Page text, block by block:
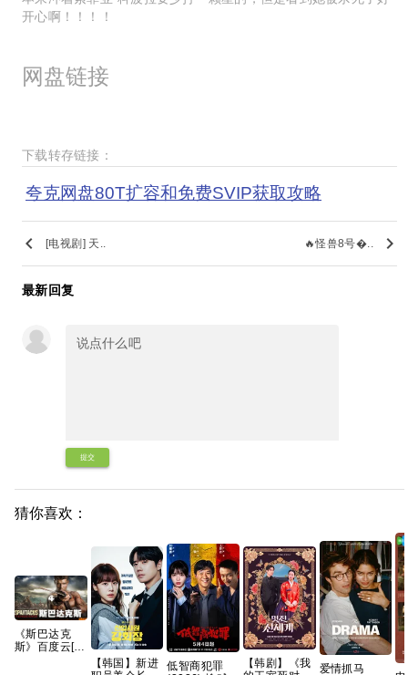
开心啊！！！！
网盘链接
下载转存链接：
夸克网盘80T扩容和免费SVIP获取攻略
keyboard_arrow_left [电视剧] 天.. 🔥怪兽8号.. keyboard_arrow_right
最新回复
提交
猜你喜欢：
《斯巴达克
斯》百度云[百
【韩国】新进
低智商犯罪
【韩剧】《我
爱情抓马